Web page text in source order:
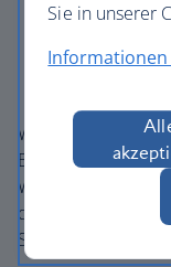
Klare
Wir empfehlen die
Browsern und
Website optimal
die neueste
Software des
Sie in unserer
Informationen